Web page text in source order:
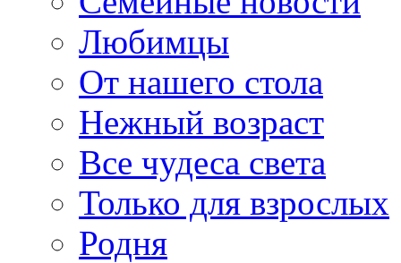
Любимцы
От нашего стола
Нежный возраст
Все чудеса света
Только для взрослых
Родня